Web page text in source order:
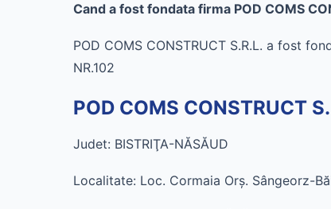
Cand a fost fondata firma POD COMS
POD COMS CONSTRUCT S.R.L. a fost
NR.102
POD COMS CONSTRUCT
Judet: BISTRIŢA-NĂSĂUD
Localitate: Loc. Cormaia Orş. Sângeorz-